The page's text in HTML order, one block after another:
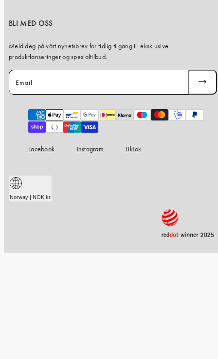
BLI MED OSS
Meld deg på vårt nyhetsbrev for tidlig tilgang til eksklusive
produktlanseringer og spesialtilbud.
Email
Payment
methods
Facebook Instagram TikTok
Norway | NOK kr